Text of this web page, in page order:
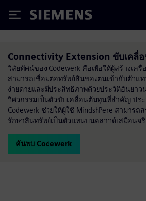
Siemens
Connectivity Extension ขับเคลื่
วิสัยทัศน์ของ Codewerk คือเพื่อให้ผู้สร้างเค
สามารถเชื่อมต่อทรัพย์สินของตนเข้ากับตัวแ
ง่ายดายและมีประสิทธิภาพด้วยประวัติอันยา
วิศวกรรมเป็นตัวขับเคลื่อนต้นทุนที่สำคัญ ปร
Codewerk ช่วยให้ผู้ใช้ MindshPere สามารถ
รักษาสินทรัพย์เป็นตัวแทนบนคลาวด์เสมือนจริ
ค้นพบ Codewerk